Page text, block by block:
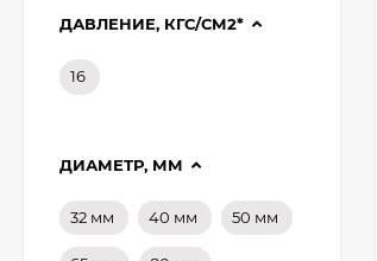
ДАВЛЕНИЕ, КГС/СМ2*
16
ДИАМЕТР, ММ
32 мм 40 мм 50 мм
10-01-1-B-Ст.20-IV
ГОСТ 33259-2015 ВФЗ
(полная мех
407,88